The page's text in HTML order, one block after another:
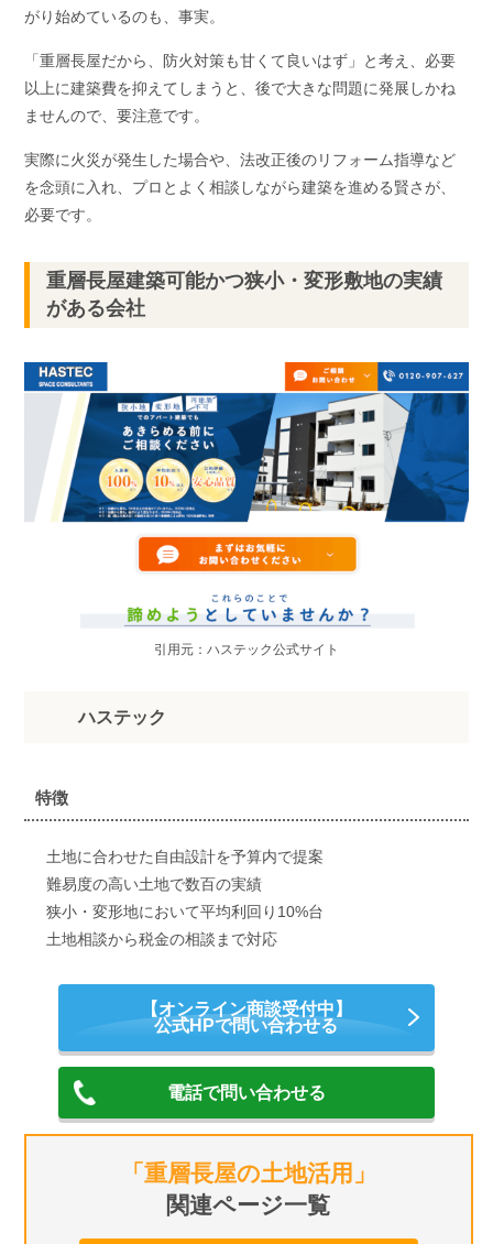
がり始めているのも、事実。
「重層長屋だから、防火対策も甘くて良いはず」と考え、必要
以上に建築費を抑えてしまうと、後で大きな問題に発展しかね
ませんので、要注意です。
実際に火災が発生した場合や、法改正後のリフォーム指導など
を念頭に入れ、プロとよく相談しながら建築を進める賢さが、
必要です。
重層長屋建築可能かつ狭小・変形敷地の実績
がある会社
引用元：ハステック公式サイト
ハステック
特徴
土地に合わせた自由設計を予算内で提案
難易度の高い土地で数百の実績
狭小・変形地において平均利回り10%台
土地相談から税金の相談まで対応
【オンライン商談受付中】
公式HPで問い合わせる
電話で問い合わせる
「重層長屋の土地活用」
関連ページ一覧